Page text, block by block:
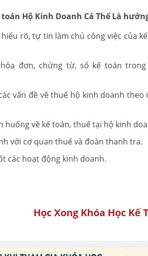
Hộ Kinh Doanh Cá Thể Là
rõ, tự tin làm chủ công việc của
đơn, chứng từ, sổ kế toán
vấn đề về thuế hộ kinh doanh theo
huống về kế toán, thuế tại hộ kinh
với cơ quan thuế và đoàn thanh tra.
các hoạt động kinh doanh.
Học Xong Khóa Học Kế